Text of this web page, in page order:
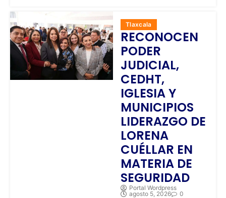
Tlaxcala
RECONOCEN
PODER
JUDICIAL,
CEDHT,
IGLESIA Y
MUNICIPIOS
LIDERAZGO DE
LORENA
CUÉLLAR EN
MATERIA DE
SEGURIDAD
Portal Wordpress
agosto 5, 2026
0